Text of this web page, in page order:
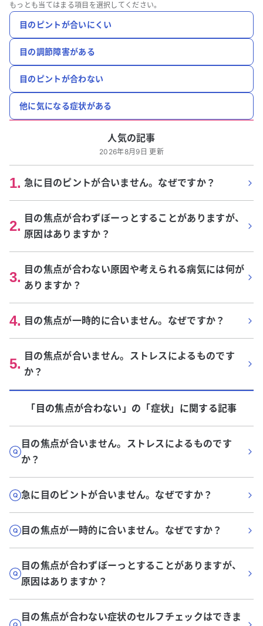
もっとも当てはまる項目を選択してください。
目のピントが合いにくい
目の調節障害がある
目のピントが合わない
他に気になる症状がある
人気の記事
2026年8月9日 更新
1. 急に目のピントが合いません。なぜですか？
2. 目の焦点が合わずぼーっとすることがありますが、
原因はありますか？
3. 目の焦点が合わない原因や考えられる病気には何が
ありますか？
4. 目の焦点が一時的に合いません。なぜですか？
5. 目の焦点が合いません。ストレスによるものです
か？
「目の焦点が合わない」 の「症状」に関する記事
目の焦点が合いません。ストレスによるものです
か？
急に目のピントが合いません。なぜですか？
目の焦点が一時的に合いません。なぜですか？
目の焦点が合わずぼーっとすることがありますが、
原因はありますか？
目の焦点が合わない症状のセルフチェックはできま